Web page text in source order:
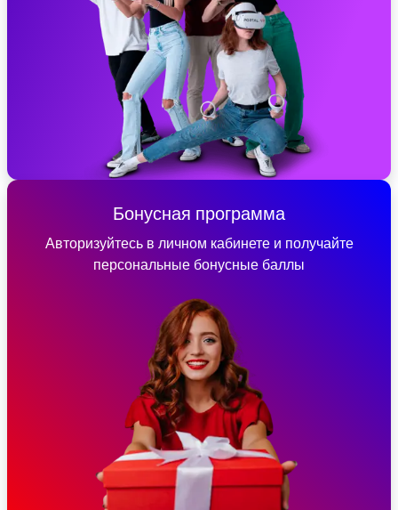
Бонусная программа
Авторизуйтесь в личном кабинете и получайте
персональные бонусные баллы